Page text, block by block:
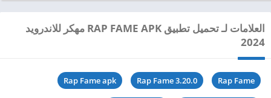
العلامات لـ تحميل تطبيق RAP FAME APK مهكر للاندرويد
2024
Rap Fame
Rap Fame 3.20.0
Rap Fame apk